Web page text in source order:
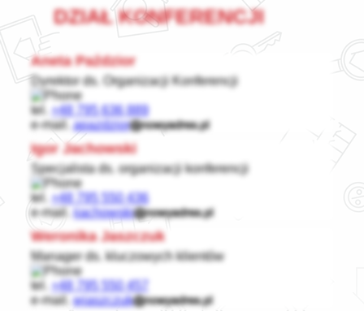
DZIAŁ KONFERENCJI
Aneta Paździor
Dyrektor ds. Organizacji Konferencji
tel. +48 795 636 889
e-mail.apazdzior
Igor Jachowski
Specjalista ds. organizacji konferencji
tel. +48 795 550 436
e-mail. ijachowski
Weronika Jaszczuk
Manager ds. kluczowych klientów
tel. +48 795 550 457
e-mail. wjaszczuk